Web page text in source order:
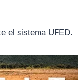
el sistema UFED.